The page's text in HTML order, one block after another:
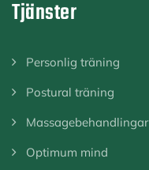
Tjänster
Personlig träning
Postural träning
Massagebehandlingar
Optimum mind